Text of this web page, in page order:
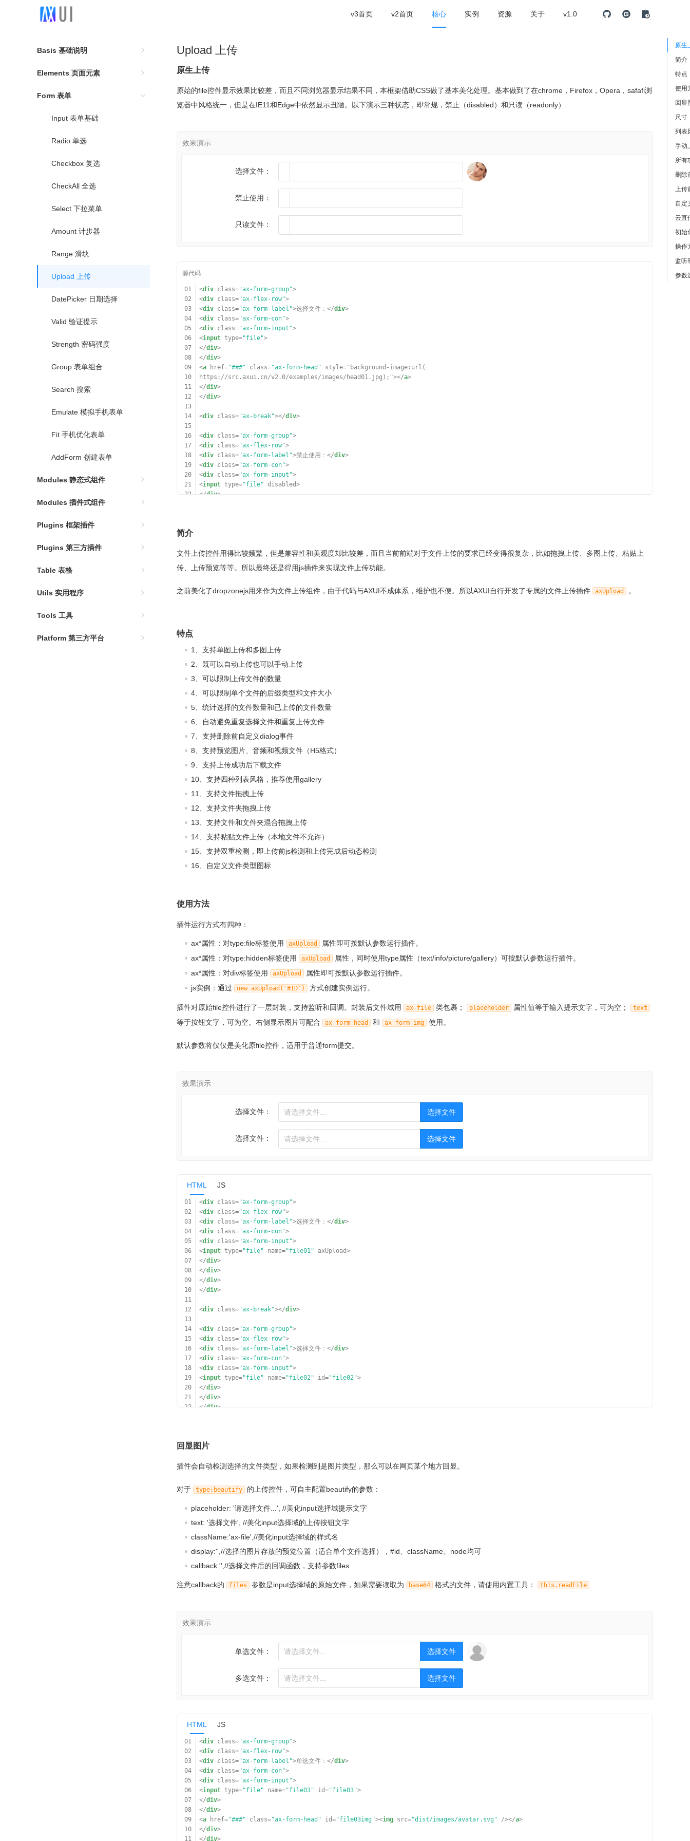
v3首页 v2首页 核心 实例 资源 关于 v1.0
Basis 基础说明
Elements 页面元素
Form 表单
Input 表单基础
Radio 单选
Checkbox 复选
CheckAll 全选
Select 下拉菜单
Amount 计步器
Range 滑块
Upload 上传
DatePicker 日期选择
Valid 验证提示
Strength 密码强度
Group 表单组合
Search 搜索
Emulate 模拟手机表单
Fit 手机优化表单
AddForm 创建表单
Modules 静态式组件
Modules 插件式组件
Plugins 框架插件
Plugins 第三方插件
Table 表格
Utils 实用程序
Tools 工具
Platform 第三方平台
Upload 上传
原生上传
原始的file控件显示效果比较差，而且不同浏览器显示结果不同，本框架借助CSS做了基本美化处理。基本做到了在chrome，Firefox，Opera，safafi浏
览器中风格统一，但是在IE11和Edge中依然显示丑陋。以下演示三种状态，即常规，禁止（disabled）和只读（readonly）
选择文件：
禁止使用：
只读文件：
01 <div class="ax-form-group">
02
<div class="ax-flex-row">
03
<div class="ax-form-label">选择文件：</div>
04
<div class="ax-form-con">
05
<div class="ax-form-input">
06
<input type="file">
07
</div>
08
</div>
09
<a href="###" class="ax-form-head"
style="background-image:url(
10
https://src.axui.cn/v2.0/examples/images/head01.jpg );"></a>
11
</div>
12
</div>
13
14
<div class="ax-break"></div>
15
16
<div class="ax-form-group">
17
<div class="ax-flex-row">
18
<div class="ax-form-label">禁止使用：</div>
19
<div class="ax-form-con">
20
<div class="ax-form-input">
21
<input type="file" disabled>
22
</div>
26
28
30
<div class= "ax-flex-row" >
32
<div class="ax-form-con">
36
37
38
</div>
简介
文件上传控件用得比较频繁，但是兼容性和美观度却比较差，而且当前前端对于文件上传的要求已经变得很复杂，比如拖拽上传、多图上传、粘贴上
传、上传预览等等。所以最终还是得用js插件来实现文件上传功能。
之前美化了dropzonejs用来作为文件上传组件，由于代码与AXUI不成体系，维护也不便。所以AXUI自行开发了专属的文件上传插件 axUpload 。
特点
1、支持单图上传和多图上传
2、既可以自动上传也可以手动上传
3、可以限制上传文件的数量
4、可以限制单个文件的后缀类型和文件大小
5、统计选择的文件数量和已上传的文件数量
6、自动避免重复选择文件和重复上传文件
7、支持删除前自定义dialog事件
8、支持预览图片、音频和视频文件（H5格式）
9、支持上传成功后下载文件
10、支持四种列表风格，推荐使用gallery
11、支持文件拖拽上传
12、支持文件夹拖拽上传
13、支持文件和文件夹混合拖拽上传
14、支持粘贴文件上传（本地文件不允许）
15、支持双重检测，即上传前js检测和上传完成后动态检测
16、自定义文件类型图标
使用方法
插件运行方式有四种：
ax*属性：对type:file标签使用 axUpload
属性即可按默认参数运行插件。
ax*属性：对type:hidden标签使用
axUpload
属性，同时使用type属性（text/info/picture/gallery）可按默认参数运行插件。
ax*属性：对div标签使用
axUpload
属性即可按默认参数运行插件。
js实例：通过
new axUpload('#ID') 方式创建实例运行。
插件对原始file控件进行了一层封装，支持监听和回调。封装后文件域用 ax-file 类包裹； placeholder 属性值等于输入提示文字，可为空； text
等于按钮文字，可为空。右侧显示图片可配合 ax-form-head 和 ax-form-img 使用。
默认参数将仅仅是美化原file控件，适用于普通form提交。
选择文件：
选择文件：
HTML JS
01 <div class="ax-form-group">
02
<div class="ax-flex-row">
03
<div class="ax-form-label">选择文件：</div>
04
<div class="ax-form-con">
05
<div class="ax-form-input">
06
<input type="file" name="file01"
axUpload>
07
</div>
08
</div>
09
</div>
10
</div>
11
12
<div class="ax-break"></div>
13
14
<div class="ax-form-group">
15
<div class="ax-flex-row">
16
<div class="ax-form-label">选择文件：</div>
17
<div class="ax-form-con">
18
<div class="ax-form-input">
19
<input type="file" name="file02" id="file02">
20
</div>
21
</div>
22
</div>
回显图片
插件会自动检测选择的文件类型，如果检测到是图片类型，那么可以在网页某个地方回显。
对于 type:beautify 的上传控件，可自主配置beautify的参数：
placeholder: '请选择文件...', //美化input选择域提示文字
text: '选择文件', //美化input选择域的上传按钮文字
className:'ax-file',//美化input选择域的样式名
display:'',//选择的图片存放的预览位置（适合单个文件选择），#id、className、node均可
callback:'',//选择文件后的回调函数，支持参数files
注意callback的 files 参数是input选择域的原始文件，如果需要读取为 base64 格式的文件，请使用内置工具： this.readFile
单选文件：
多选文件：
HTML JS
01 <div class="ax-form-group">
02
<div class="ax-flex-row">
03
<div class="ax-form-label">单选文件：</div>
04
<div class="ax-form-con">
05
<div class="ax-form-input">
06
<input type="file" name="file03" id="file03">
07
</div>
08
</div>
09
<a href="###" class="ax-form-head" id="file03img"><img src="dist/images/avatar.svg" /></a>
10
</div>
11
</div>
原生
简介
特点
使用
回显
尺寸
列表
手动
所有
删除
上传
自定
云直
初始
操作
监听
参数